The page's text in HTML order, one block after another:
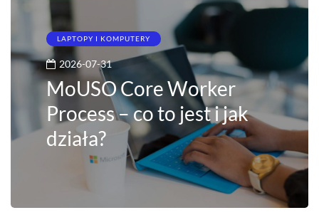
LAPTOPY I KOMPUTERY
2026-07-31
MoUSO Core Worker
Process – co to jest i jak
działa?